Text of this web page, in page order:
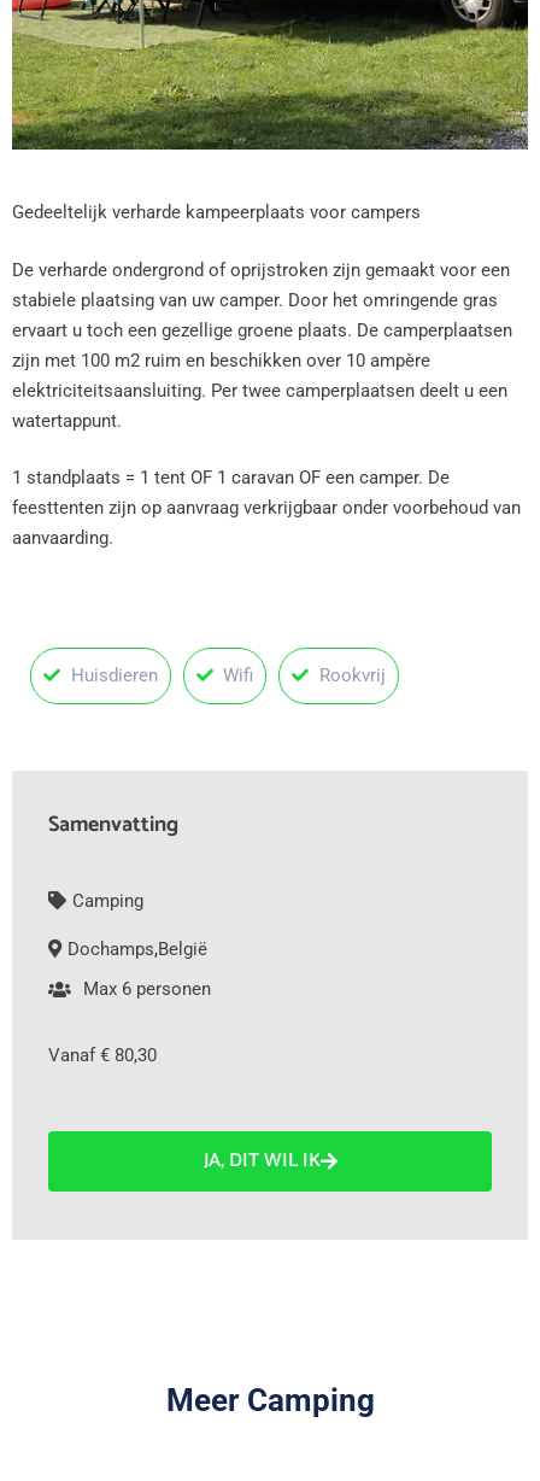
Gedeeltelijk verharde kampeerplaats voor campers
De verharde ondergrond of oprijstroken zijn gemaakt voor een
stabiele plaatsing van uw camper. Door het omringende gras
ervaart u toch een gezellige groene plaats. De camperplaatsen
zijn met 100 m2 ruim en beschikken over 10 ampère
elektriciteitsaansluiting. Per twee camperplaatsen deelt u een
watertappunt.
1 standplaats = 1 tent OF 1 caravan OF een camper. De
feesttenten zijn op aanvraag verkrijgbaar onder voorbehoud van
aanvaarding.
Huisdieren Wifi Rookvrij
Samenvatting
Camping
Dochamps,België
Max 6 personen
Vanaf € 80,30
JA, DIT WIL IK
Meer Camping